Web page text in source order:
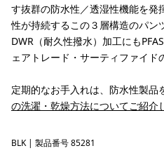
す抜群の防水性／透湿性機能を発
性が持続するこの３層構造のパン
DWR（耐久性撥水）加工にも
ェアトレード・サーティファイド
定期的なお手入れは、防水性製品
の洗濯・乾燥方法についてご紹介
Black
BLK | 製品番号 85281